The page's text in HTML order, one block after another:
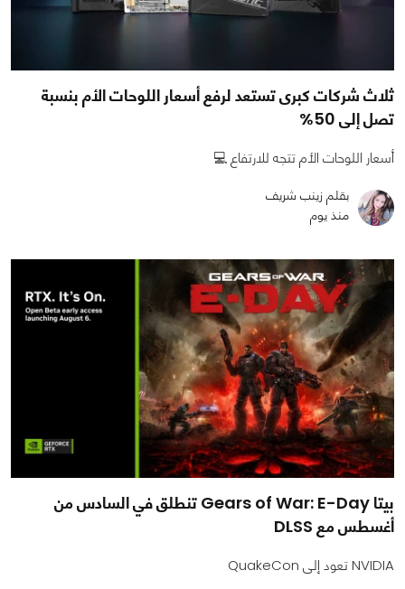
ثلاث شركات كبرى تستعد لرفع أسعار اللوحات الأم بنسبة
تصل إلى 50%
أسعار اللوحات الأم تتجه للارتفاع 💻
بقلم زينب شريف
منذ يوم
بيتا Gears of War: E-Day تنطلق في السادس من
أغسطس مع DLSS
NVIDIA تعود إلى QuakeCon